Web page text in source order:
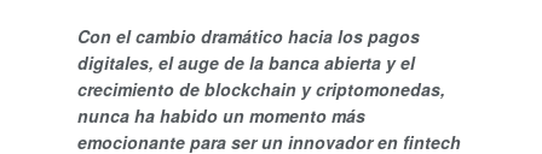
Con el cambio dramático hacia los pagos
digitales, el auge de la banca abierta y el
crecimiento de blockchain y criptomonedas,
nunca ha habido un momento más
emocionante para ser un innovador en fintech